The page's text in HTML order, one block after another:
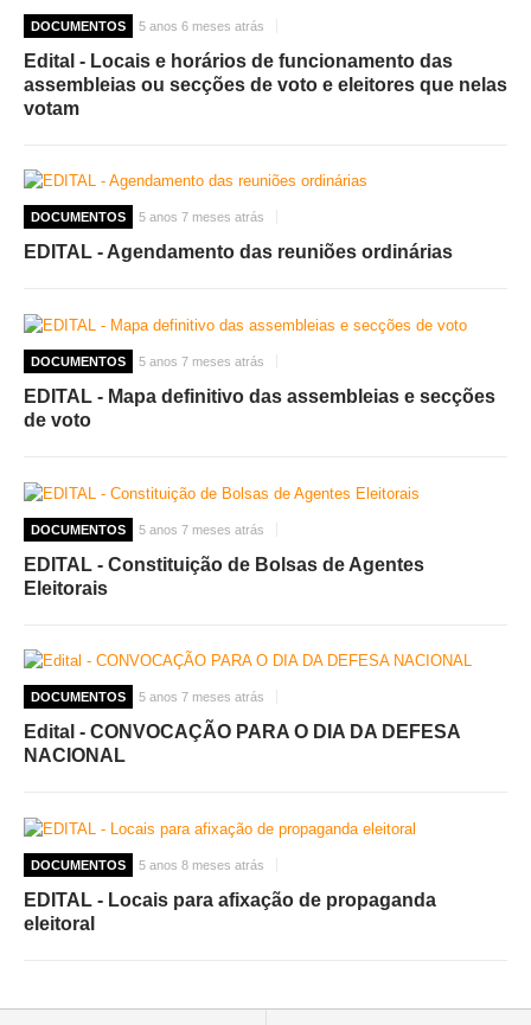
DOCUMENTOS 5 anos 6 meses atrás
Edital - Locais e horários de funcionamento das
assembleias ou secções de voto e eleitores que nelas
votam
DOCUMENTOS 5 anos 7 meses atrás
EDITAL - Agendamento das reuniões ordinárias
DOCUMENTOS 5 anos 7 meses atrás
EDITAL - Mapa definitivo das assembleias e secções
de voto
DOCUMENTOS 5 anos 7 meses atrás
EDITAL - Constituição de Bolsas de Agentes
Eleitorais
DOCUMENTOS 5 anos 7 meses atrás
Edital - CONVOCAÇÃO PARA O DIA DA DEFESA
NACIONAL
DOCUMENTOS 5 anos 8 meses atrás
EDITAL - Locais para afixação de propaganda
eleitoral